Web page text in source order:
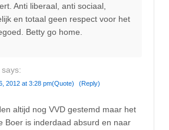
Anti liberaal, anti sociaal,
en totaal geen respect voor het
Betty go home.
says:
2012 at 3:28 pm(Quote) (Reply)
altijd nog VVD gestemd maar het
Boer is inderdaad absurd en naar